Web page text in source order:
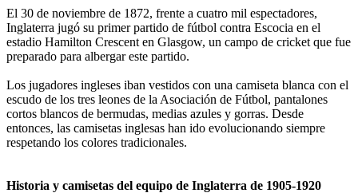
El 30 de noviembre de 1872, frente a cuatro mil espectadores,
Inglaterra jugó su primer partido de fútbol contra Escocia en el
estadio Hamilton Crescent en Glasgow, un campo de cricket que fue
preparado para albergar este partido.
Los jugadores ingleses iban vestidos con una camiseta blanca con el
escudo de los tres leones de la Asociación de Fútbol, ​​pantalones
cortos blancos de bermudas, medias azules y gorras. Desde
entonces, las camisetas inglesas han ido evolucionando siempre
respetando los colores tradicionales.
Historia y camisetas del equipo de Inglaterra de 1905-1920